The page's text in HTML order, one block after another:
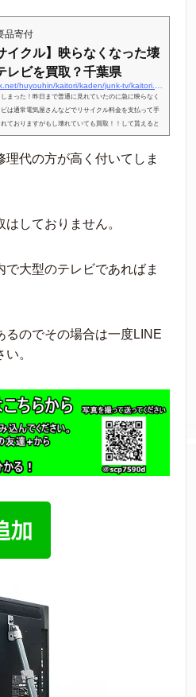
品寄付
イクル】映らなくなった壊
レビを買取？千葉県
まった！昨日まで普通に見れていたのに急に映らなく
は通常電気屋さんなどでリサイクル料金を支払って手
ておりますがもし壊れていても買取！！して貰えると
んか？そんな壊れた液晶テレビの買い取りについて書
の記事の執筆者千葉県山武市の個人リサイクルショップ
国雄 経験【２０２３年現在】 リサイクル売買・鑑定
理代の方が高く付いてしま
しておりません。
大型のテレビであればま
るのでその場合は一度LINE
。